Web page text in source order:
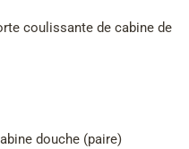
coulissante de cabine de
douche (paire)